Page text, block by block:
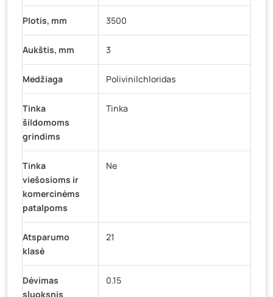
Plotis, mm 3500
Aukštis, mm 3
Medžiaga Polivinilchloridas
Tinka
šildomoms
grindims
Tinka
Tinka
viešosioms ir
komercinėms
patalpoms
Ne
Atsparumo
klasė
21
Dėvimas
sluoksnis
0.15